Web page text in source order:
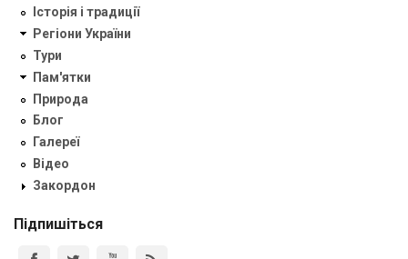
Історія і традиції
Регіони України
Тури
Пам'ятки
Природа
Блог
Галереї
Відео
Закордон
Підпишіться